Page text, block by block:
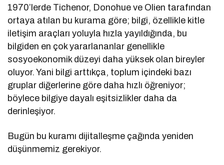
1970’lerde Tichenor, Donohue ve Olien tarafından
ortaya atılan bu kurama göre; bilgi, özellikle kitle
iletişim araçları yoluyla hızla yayıldığında, bu
bilgiden en çok yararlananlar genellikle
sosyoekonomik düzeyi daha yüksek olan bireyler
oluyor. Yani bilgi arttıkça, toplum içindeki bazı
gruplar diğerlerine göre daha hızlı öğreniyor;
böylece bilgiye dayalı eşitsizlikler daha da
derinleşiyor.
Bugün bu kuramı dijitalleşme çağında yeniden
düşünmemiz gerekiyor.